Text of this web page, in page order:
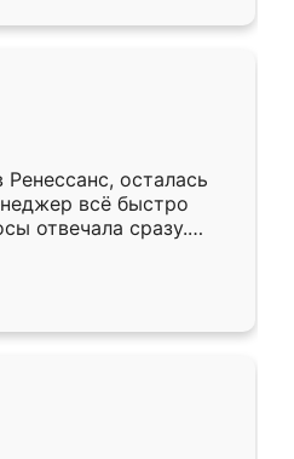
осталась
всё быстро
отвечала сразу.
подошёл к
Собрали
аккуратно, даже